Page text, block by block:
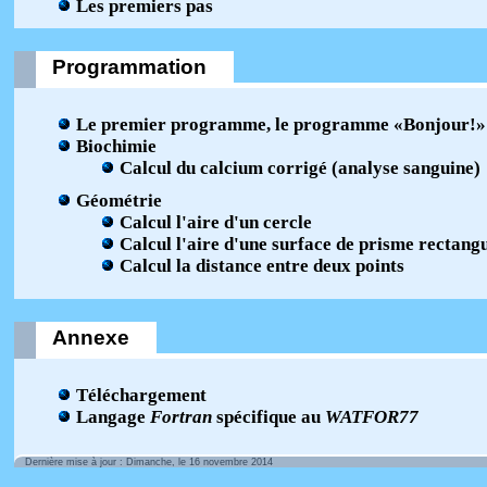
Les premiers pas
Programmation
Le premier programme, le programme «Bonjour!»
Biochimie
Calcul du calcium corrigé (analyse sanguine)
Géométrie
Calcul l'aire d'un cercle
Calcul l'aire d'une surface de prisme
Calcul la distance entre deux points
Annexe
Téléchargement
LangageFortran spécifique au WATFOR77
Dernière mise à jour : Dimanche, le 16 novembre 2014